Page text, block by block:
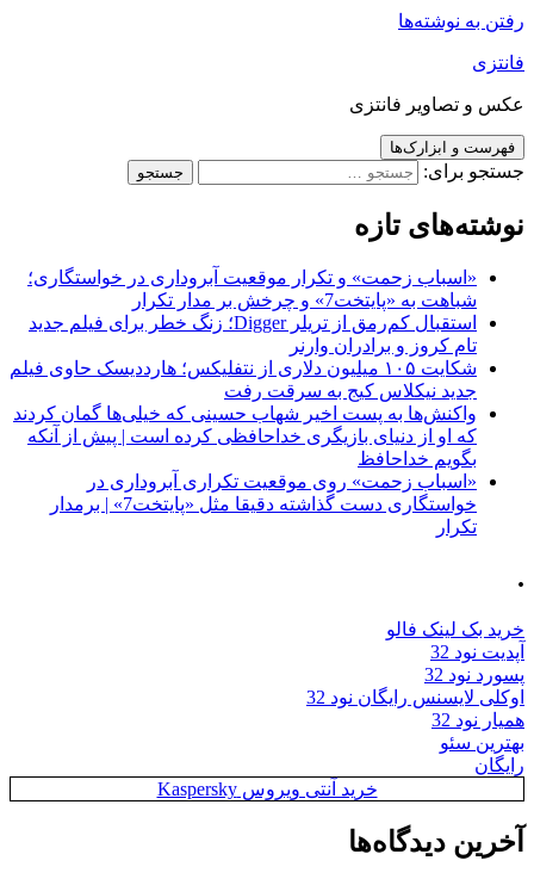
رفتن به نوشته‌ها
فانتزی
عکس و تصاویر فانتزی
فهرست و ابزارک‌ها
جستجو برای:
نوشته‌های تازه
«اسباب زحمت» و تکرار موقعیت آبروداری در خواستگاری؛
شباهت به «پایتخت7» و چرخش بر مدار تکرار
استقبال کم‌رمق از تریلر Digger؛ زنگ خطر برای فیلم جدید
تام کروز و برادران وارنر
شکایت ۱۰۵ میلیون دلاری از نتفلیکس؛ هارددیسک حاوی فیلم
جدید نیکلاس کیج به سرقت رفت
واکنش‌ها به پست اخیر شهاب حسینی که خیلی‌ها گمان کردند
که او از دنیای بازیگری خداحافظی کرده است | پیش از آنکه
بگویم خداحافظ
«اسباب زحمت» روی موقعیت تکراری آبروداری در
خواستگاری دست گذاشته دقیقا مثل «پایتخت7» | برمدار
تکرار
.
خرید بک لینک فالو
آپدیت نود 32
پسورد نود 32
اوکلی لایسنس رایگان نود 32
همیار نود 32
بهترین سئو
رایگان
خرید آنتی ویروس Kaspersky
آخرین دیدگاه‌ها